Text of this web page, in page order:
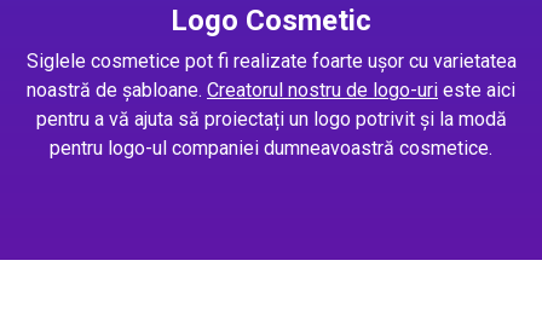
Logo Cosmetic
Siglele cosmetice pot fi realizate foarte ușor cu varietatea
noastră de șabloane. Creatorul nostru de logo-uri este aici
pentru a vă ajuta să proiectați un logo potrivit și la modă
pentru logo-ul companiei dumneavoastră cosmetice.